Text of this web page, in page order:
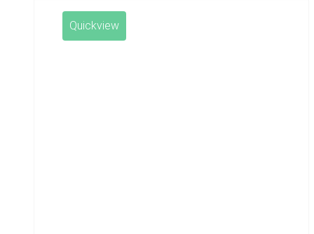
Quickview